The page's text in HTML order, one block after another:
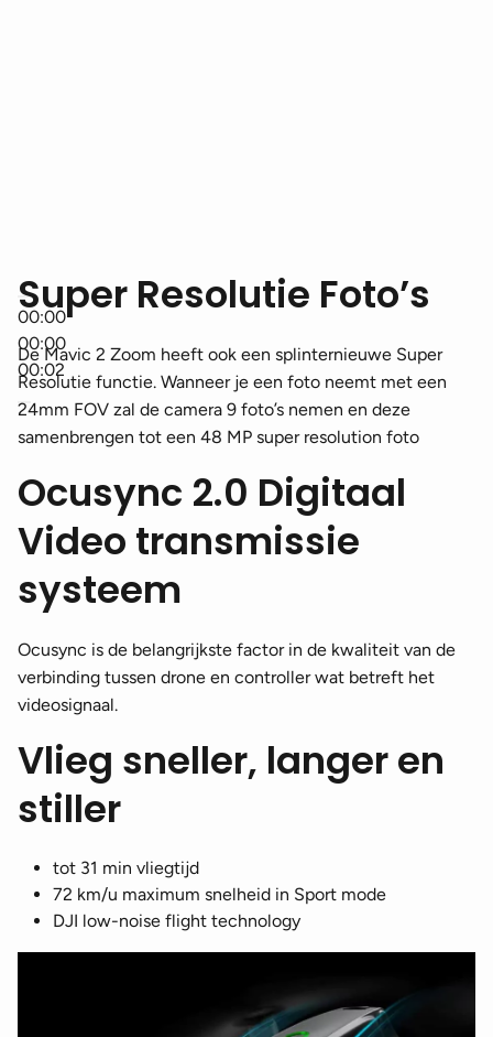
00:00
00:00
00:02
Super Resolutie Foto’s
De Mavic 2 Zoom heeft ook een splinternieuwe Super
Resolutie functie. Wanneer je een foto neemt met een
24mm FOV zal de camera 9 foto’s nemen en deze
samenbrengen tot een 48 MP super resolution foto
Ocusync 2.0 Digitaal
Video transmissie
systeem
Ocusync is de belangrijkste factor in de kwaliteit van de
verbinding tussen drone en controller wat betreft het
videosignaal.
Vlieg sneller, langer en
stiller
tot 31 min vliegtijd
72 km/u maximum snelheid in Sport mode
DJI low-noise flight technology